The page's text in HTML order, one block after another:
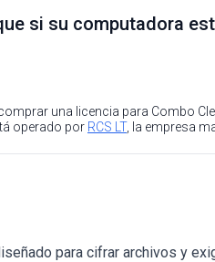
si su computadora
una licencia para Combo
operado por RCS LT, la empresa
para cifrar archivos y